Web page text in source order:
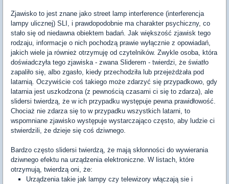
Zjawisko to jest znane jako street lamp interference (interferencja
lampy ulicznej) SLI, i prawdopodobnie ma charakter psychiczny, co
stało się od niedawna obiektem badań. Jak większość zjawisk tego
rodzaju, informacje o nich pochodzą prawie wyłącznie z opowiadań,
jakich wiele ja również otrzymuję od czytelników. Zwykle osoba, która
doświadczyła tego zjawiska - zwana Sliderem - twierdzi, że światło
zapaliło się, albo zgasło, kiedy przechodziła lub przejeżdżała pod
latarnią. Oczywiście coś takiego może zdarzyć się przypadkowo, gdy
latarnia jest uszkodzona (z pewnością czasami ci się to zdarza), ale
slidersi twierdzą, że w ich przypadku występuje pewna prawidłowość.
Chociaż nie zdarza się to w przypadku wszystkich latarni, to
wspomniane zjawisko występuje wystarczająco często, aby ludzie ci
stwierdzili, że dzieje się coś dziwnego.
Bardzo często slidersi twierdzą, że mają skłonności do wywierania
dziwnego efektu na urządzenia elektroniczne. W listach, które
otrzymują, twierdzą oni, że:
Urządzenia takie jak lampy czy telewizory włączają sie i